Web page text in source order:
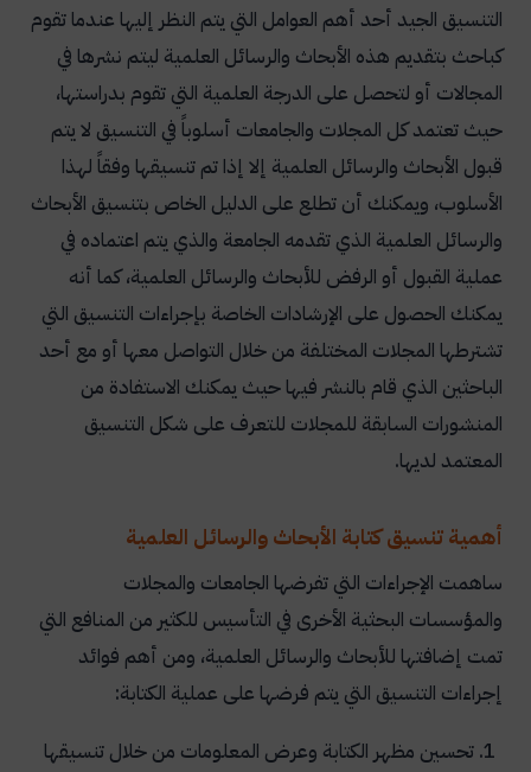
التنسيق الجيد أحد أهم العوامل التي يتم النظر إليها عندما تقوم
كباحث بتقديم هذه الأبحاث والرسائل العلمية ليتم نشرها في
المجالات أو لتحصل على الدرجة العلمية التي تقوم بدراستها،
حيث تعتمد كل المجلات والجامعات أسلوباً في التنسيق لا يتم
قبول الأبحاث والرسائل العلمية إلا إذا تم تنسيقها وفقاً لهذا
الأسلوب، ويمكنك أن تطلع على الدليل الخاص بتنسيق الأبحاث
والرسائل العلمية الذي تقدمه الجامعة والذي يتم اعتماده في
عملية القبول أو الرفض للأبحاث والرسائل العلمية، كما أنه
يمكنك الحصول على الإرشادات الخاصة بإجراءات التنسيق التي
تشترطها المجلات المختلفة من خلال التواصل معها أو مع أحد
الباحثين الذي قام بالنشر فيها حيث يمكنك الاستفادة من
المنشورات السابقة للمجلات للتعرف على شكل التنسيق
المعتمد لديها.
أهمية تنسيق كتابة الأبحاث والرسائل العلمية
ساهمت الإجراءات التي تفرضها الجامعات والمجلات
والمؤسسات البحثية الأخرى في التأسيس للكثير من المنافع التي
تمت إضافتها للأبحاث والرسائل العلمية، ومن أهم فوائد
إجراءات التنسيق التي يتم فرضها على عملية الكتابة:
تحسين مظهر الكتابة وعرض المعلومات من خلال تنسيقها